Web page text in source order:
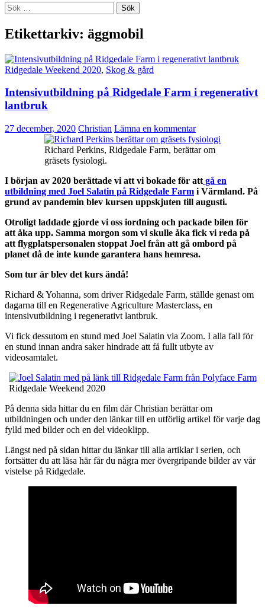
Sök
efter:
Etikettarkiv: äggmobil
Ridgedale Weekend 2020, Skog & gård
Intensivutbildning på Ridgedale Farm i regenerativt
lantbruk
27 december, 2020 Christian Lämna en kommentar
Richard Perkins, Ridgedale Farm, berättar om
gräsets fysiologi.
I början av 2020 berättade vi att vi bokade för att gå en
utbildning med Joel Salatin på Ridgedale Farm i Värmland. På
grund av pandemin blev kursen uppskjuten till augusti.
Otroligt laddade gjorde vi oss iordning och packade bilen för
att åka upp. Samma morgon som vi skulle åka fick vi reda på
att flygplatspersonalen stoppat Joel från att gå ombord på
planet då de inte kunde garantera hans hemresa.
Som tur är blev det kurs ändå!
Richard & Yohanna, som driver Ridgedale Farm, ställde genast om
dagarna till en Regenerative Agriculture Masterclass, en
intensivutbildning i regenerativt lantbruk.
Vi fick dessutom en stund med Joel Salatin via Zoom. I alla fall för
en stund innan andra saker hindrade att få fullt utbyte av
videosamtalet.
Ridgedale Weekend 2020
På denna sida hittar du en film där Christian berättar om
utbildningen och under den länkar till en utförlig artikel för varje dag
fylld med bilder och en del videoklipp.
Längst ned på sidan hittar du länkar till alla artiklar i serien, och
fortsätter du att läsa här får du några mer övergripande bilder av vår
vistelse på Ridgedale.